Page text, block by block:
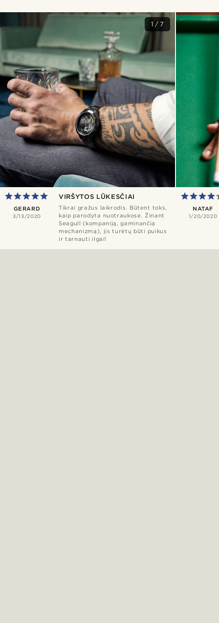
1/7
GERARD
3/13/2020
VIRŠYTOS LŪKESČIAI
Tikrai gražus laikrodis. Būtent toks,
kaip parodyta nuotraukose. Žinant
Seagull (kompaniją, gaminančią
mechanizmą), jis turėtų būti puikus
ir tarnauti ilgai!
NATAF
1/20/2020